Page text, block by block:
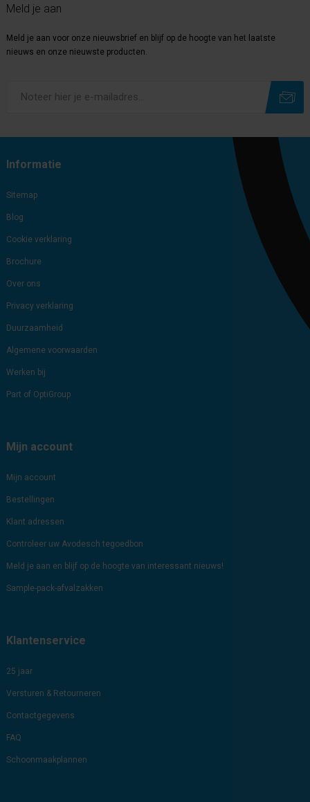
Meld je aan
Meld je aan voor onze nieuwsbrief en blijf op de hoogte van het laatste
nieuws en onze nieuwste producten.
Informatie
Sitemap
Blog
Cookie verklaring
Brochure
Over ons
Privacy verklaring
Duurzaamheid
Algemene voorwaarden
Werken bij
Part of OptiGroup
Mijn account
Mijn account
Bestellingen
Klant adressen
Controleer uw Avodesch tegoedbon
Meld je aan en blijf op de hoogte van interessant nieuws!
Sample-pack-afvalzakken
Klantenservice
25 jaar
Versturen & Retourneren
Contactgegevens
FAQ
Schoonmaakplannen